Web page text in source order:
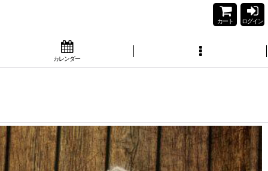
カート ログイン
カレンダー